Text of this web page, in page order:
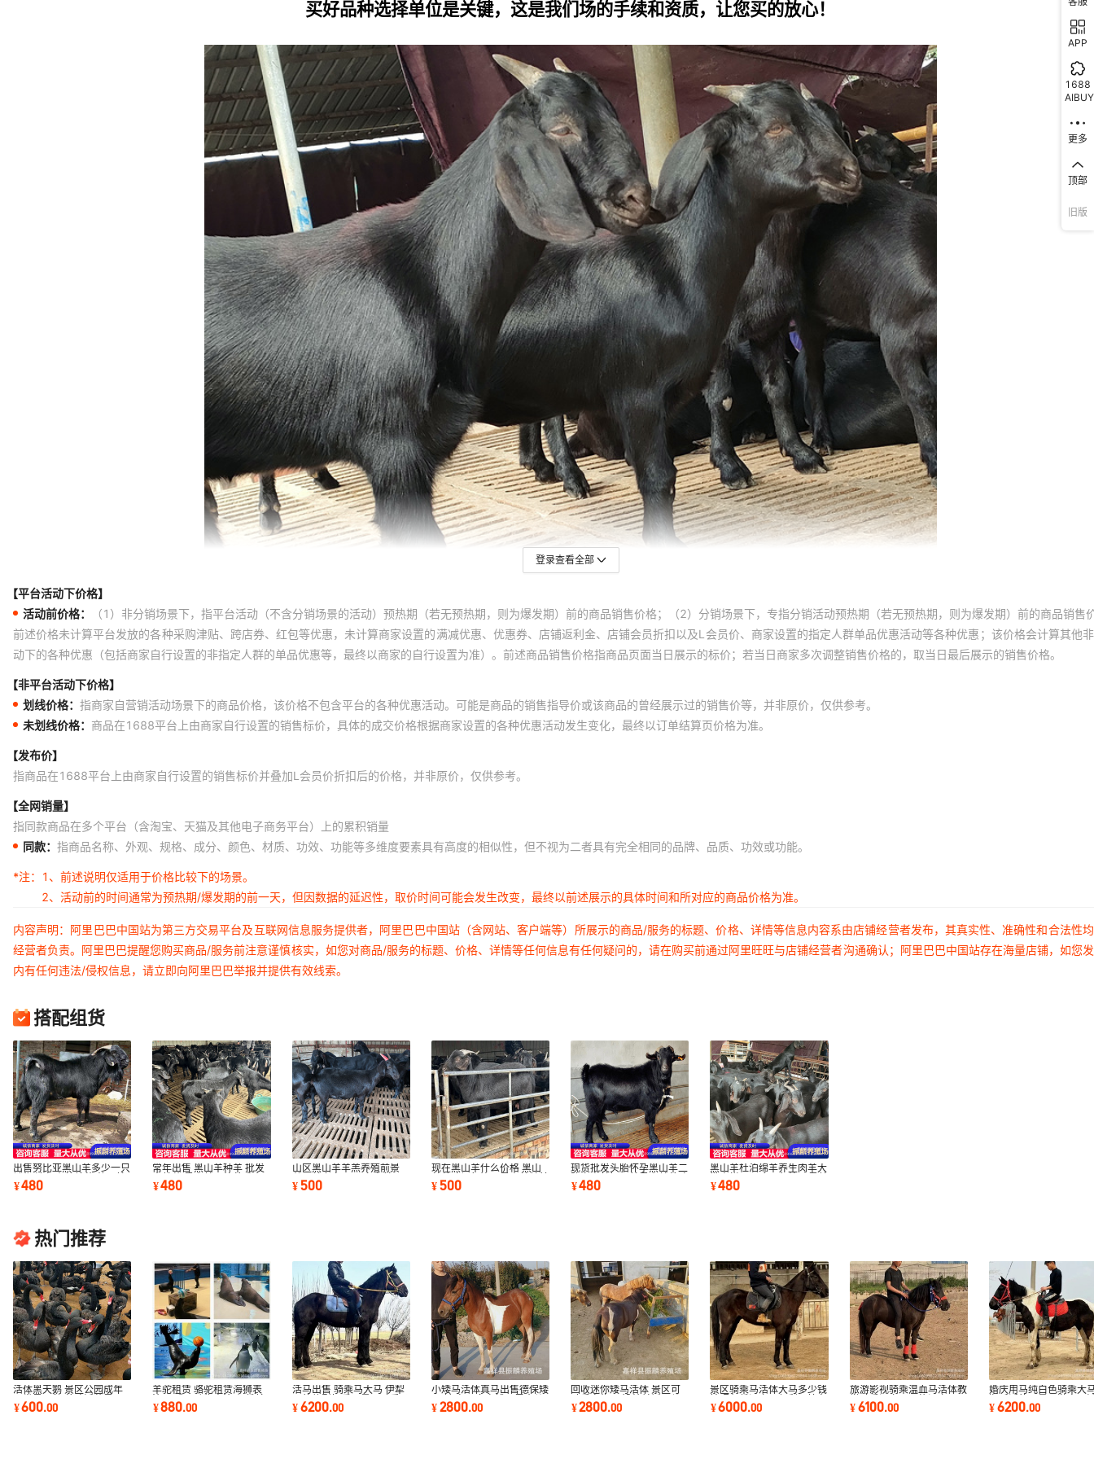
登录查看全部
【平台活动下价格】
活动前价格：
（1）非分销场景下，指平台活动（不含分销场景的活动）预热期（若无预热期，则为爆发期）前的商品销售价格；（2）分销场景下，专指分销活动预热期（若无预热期，则为爆发期）前的商品销售
前述价格未计算平台发放的各种采购津贴、跨店券、红包等优惠，未计算商家设置的满减优惠、优惠券、店铺返利金、店铺会员折扣以及L会员价、商家设置的指定人群单品优惠活动等各种优惠；该价格会计算其他
动下的各种优惠（包括商家自行设置的非指定人群的单品优惠等，最终以商家的自行设置为准）。前述商品销售价格指商品页面当日展示的标价；若当日商家多次调整销售价格的，取当日最后展示的销售价格。
【非平台活动下价格】
划线价格： 指商家自营销活动场景下的商品价格，该价格不包含平台的各种优惠活动。可能是商品的销售指导价或该商品的曾经展示过的销售价等，并非原价，仅供参考。
未划线价格： 商品在1688平台上由商家自行设置的销售标价，具体的成交价格根据商家设置的各种优惠活动发生变化，最终以订单结算页价格为准。
【发布价】
指商品在1688平台上由商家自行设置的销售标价并叠加L会员价折扣后的价格，并非原价，仅供参考。
【全网销量】
指同款商品在多个平台（含淘宝、天猫及其他电子商务平台）上的累积销量
同款： 指商品名称、外观、规格、成分、颜色、材质、功效、功能等多维度要素具有高度的相似性，但不视为二者具有完全相同的品牌、品质、功效或功能。
*注：
1、前述说明仅适用于价格比较下的场景。
2、活动前的时间通常为预热期/爆发期的前一天，但因数据的延迟性，取价时间可能会发生改变，最终以前述展示的具体时间和所对应的商品价格为准。
内容声明：阿里巴巴中国站为第三方交易平台及互联网信息服务提供者，阿里巴巴中国站（含网站、客户端等）所展示的商品/服务的标题、价格、详情等信息内容系由店铺经营者发布，其真实性、准确性和合法性
经营者负责。阿里巴巴提醒您购买商品/服务前注意谨慎核实，如您对商品/服务的标题、价格、详情等任何信息有任何疑问的，请在购买前通过阿里旺旺与店铺经营者沟通确认；阿里巴巴中国站存在海量店铺，如您
内有任何违法/侵权信息，请立即向阿里巴巴举报并提供有效线索。
搭配组货
出售努比亚黑山羊多少一只
销售 波尔山羊羊苗 种公羊
可以长多大
¥480
常年出售 黑山羊种羊 批发
山羊苗 黑山羊可放养成本
低
¥480
山区黑山羊羊羔养殖前景
种公羊多少一只 白山羊哪
有卖的
¥500
现在黑山羊什么价格 黑山
羊养殖场努比亚黑山羊羊羔
¥500
现货批发头胎怀孕黑山羊二
胎白山羊怀孕羊黑山羊养殖
场
¥480
黑山羊杜泊绵羊养生肉羊大
批出栏 2-6个月努比亚黑羊
¥480
热门推荐
活体黑天鹅 景区公园成年
观赏黑天鹅 养殖活苗黑天
鹅幼苗黑天鹅
¥600.00
羊驼租赁 骆驼租赁海狮表
演 马戏团动物表演 租赁羊
驼多少米
¥880.00
活马出售 骑乘马大马 伊犁
马的体型好看吗景区骑乘马
选什么样的好
¥6200.00
小矮马活体真马出售德保矮
马 袖珍马 多少钱哪里卖儿
童骑乘马
¥2800.00
回收迷你矮马活体 景区可
骑乘宠物马 设特兰矮马儿
童骑乘马矮脚马
¥2800.00
景区骑乘马活体大马多少钱
拍照租赁温血马伊犁马拉车
马 小马驹
¥6000.00
旅游影视骑乘温血马活体教
学骑乘温血马价格温血马马
驹多少钱一匹
¥6100.00
婚庆用马纯白色骑乘大
顺听话的马景区游客马
小马驹
¥6200.00
APP
1688
AIBUY
更多
顶部
旧版